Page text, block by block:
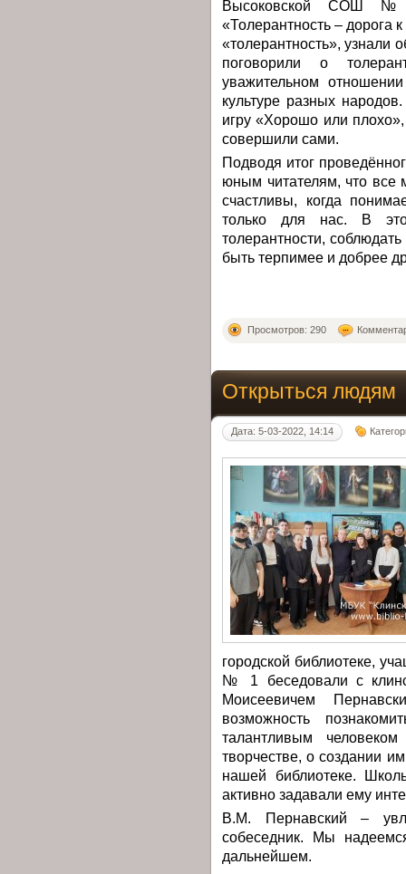
Высоковской СОШ №
«Толерантность – дорога
«толерантность», узнали
поговорили о
уважительном
культуре разных
игру «Хорошо или
совершили сами.
Подводя итог
юным читателям, что все
счастливы, когда
только для нас. В
толерантности,
быть терпимее и добрее
Просмотров: 290
Открыться людям
Дата: 5-03-2022, 14:14
городской библиотеке,
№ 1 беседовали с
Моисеевичем
возможность
талантливым
творчестве, о создании
нашей библиотеке.
активно задавали ему
В.М. Пернавский –
собеседник. Мы
дальнейшем.